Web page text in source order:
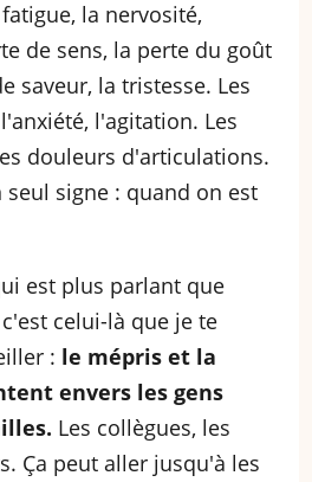
la nervosité,
de sens, la perte du goût
saveur, la tristesse. Les
l'agitation. Les
douleurs d'articulations.
seul signe : quand on est
est plus parlant que
celui-là que je te
: le mépris et la
envers les gens
Les collègues, les
Ça peut aller jusqu'à les